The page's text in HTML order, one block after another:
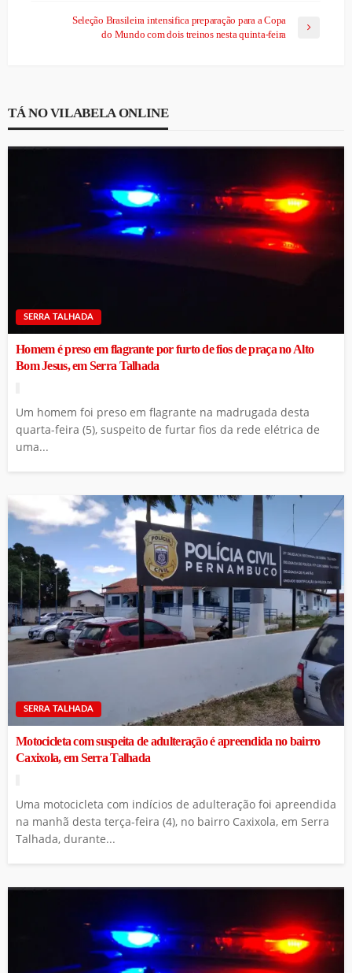
Seleção Brasileira intensifica preparação para a Copa
do Mundo com dois treinos nesta quinta-feira
TÁ NO VILABELA ONLINE
SERRA TALHADA
Homem é preso em flagrante por furto de fios de praça no Alto
Bom Jesus, em Serra Talhada
Um homem foi preso em flagrante na madrugada desta
quarta-feira (5), suspeito de furtar fios da rede elétrica de
uma...
SERRA TALHADA
Motocicleta com suspeita de adulteração é apreendida no bairro
Caxixola, em Serra Talhada
Uma motocicleta com indícios de adulteração foi apreendida
na manhã desta terça-feira (4), no bairro Caxixola, em Serra
Talhada, durante...